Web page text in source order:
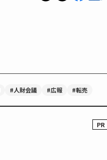
#人財会議 #広報 #転売